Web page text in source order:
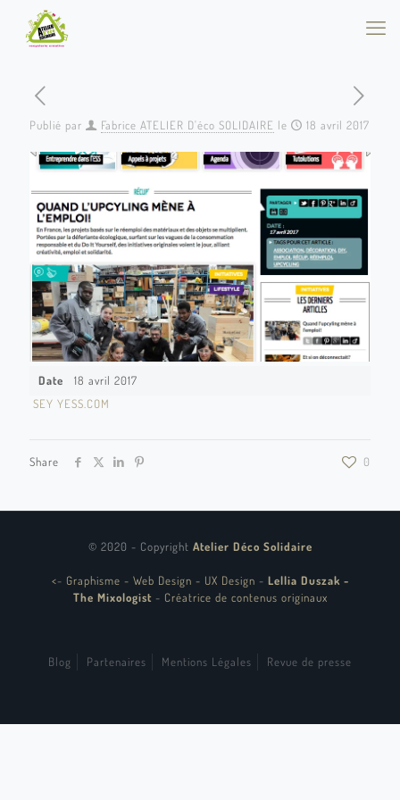
Publié par Fabrice ATELIER D'éco SOLIDAIRE le 18 avril 2017
Date
18 avril 2017
SEY YESS.COM
Share 0
© 2020 - Copyright Atelier Déco Solidaire
<- Graphisme - Web Design - UX Design - Lellia Duszak -
The Mixologist - Créatrice de contenus originaux
Blog Partenaires Mentions Légales Revue de presse